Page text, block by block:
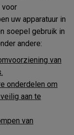
voor
uw apparatuur in
soepel gebruik in
andere:
van
onderdelen om
aan te
van